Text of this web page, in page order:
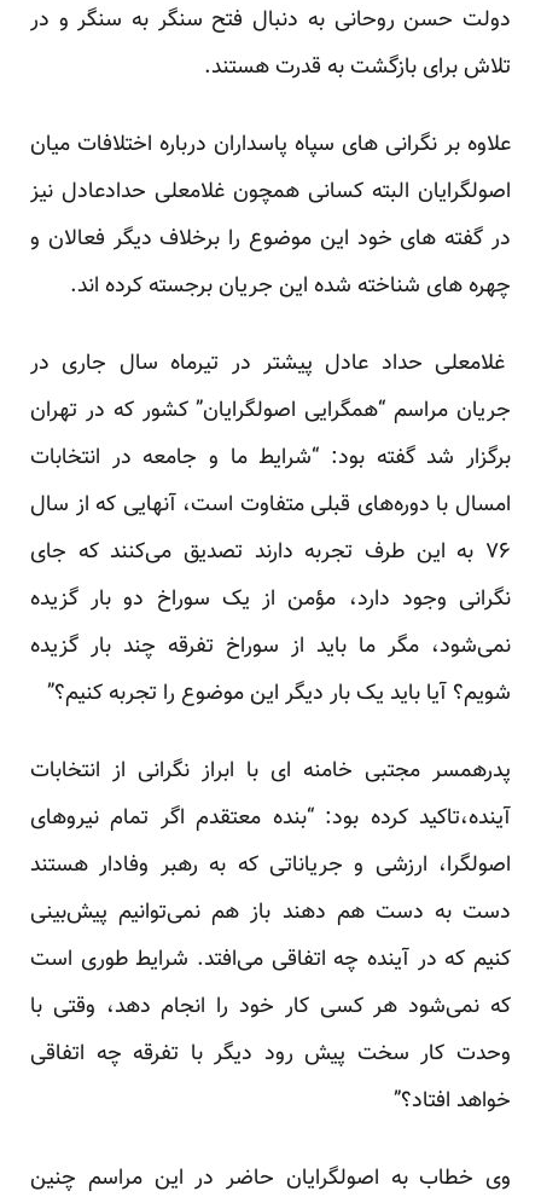
دولت حسن روحانی به دنبال فتح سنگر به سنگر و در
تلاش برای بازگشت به قدرت هستند.
علاوه بر نگرانی های سپاه پاسداران درباره اختلافات میان
اصولگرایان البته کسانی همچون غلامعلی حدادعادل نیز
در گفته های خود این موضوع را برخلاف دیگر فعالان و
چهره های شناخته شده این جریان برجسته کرده اند.
غلامعلی حداد عادل پیشتر در تیرماه سال جاری در
جریان مراسم “همگرایی اصولگرایان” کشور که در تهران
برگزار شد گفته بود: “شرایط ما و جامعه در انتخابات
امسال با دوره‌های قبلی متفاوت است، آنهایی که از سال
۷۶ به این طرف تجربه دارند تصدیق می‌کنند که جای
نگرانی وجود دارد، مؤمن از یک سوراخ دو بار گزیده
نمی‌شود، مگر ما باید از سوراخ تفرقه چند بار گزیده
شویم؟ آیا باید یک بار دیگر این موضوع را تجربه کنیم؟”
پدرهمسر مجتبی خامنه ای با ابراز نگرانی از انتخابات
آینده،تاکید کرده بود: “بنده معتقدم اگر تمام نیروهای
اصولگرا، ارزشی و جریاناتی که به رهبر وفادار هستند
دست به دست هم دهند باز هم نمی‌توانیم پیش‌بینی
کنیم که در آینده چه اتفاقی می‌افتد. شرایط طوری است
که نمی‌شود هر کسی کار خود را انجام دهد، وقتی با
وحدت کار سخت پیش رود دیگر با تفرقه چه اتفاقی
خواهد افتاد؟”
وی خطاب به اصولگرایان حاضر در این مراسم چنین